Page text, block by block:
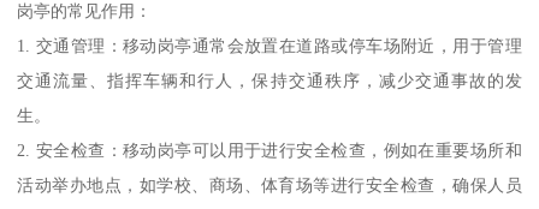
岗亭的常见作用：
1. 交通管理：移动岗亭通常会放置在道路或停车场附近，用于管理
交通流量、指挥车辆和行人，保持交通秩序，减少交通事故的发
生。
2. 安全检查：移动岗亭可以用于进行安全检查，例如在重要场所和
活动举办地点，如学校、商场、体育场等进行安全检查，确保人员